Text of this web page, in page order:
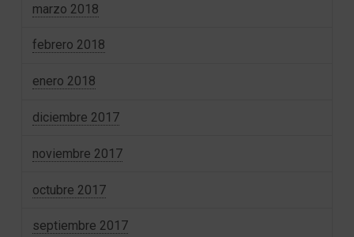
marzo 2018
febrero 2018
enero 2018
diciembre 2017
noviembre 2017
octubre 2017
septiembre 2017